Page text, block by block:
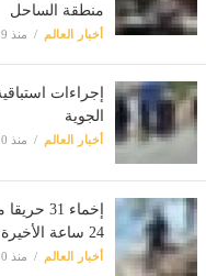
منطقة الساحل
أخبار العالم منذ 9 ساعات
إجراءات
الجوية
أخبار العالم منذ 10 ساعات
24 ساعة الأخيرة
أخبار العالم منذ 10 ساعات